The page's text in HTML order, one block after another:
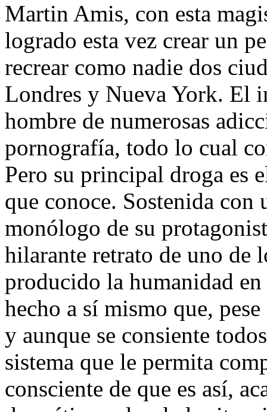
Martin Amis, con esta
logrado esta vez crear un
recrear como nadie dos
Londres y Nueva York. El
hombre de numerosas
pornografía, todo lo cual
Pero su principal droga es
que conoce. Sostenida
monólogo de su
hilarante retrato de uno de
producido la humanidad
hecho a sí mismo que,
y aunque se consiente
sistema que le permita
consciente de que es así,